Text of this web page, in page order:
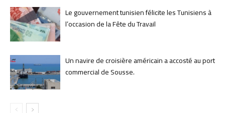
Le gouvernement tunisien félicite les Tunisiens à
l’occasion de la Fête du Travail
Un navire de croisière américain a accosté au port
commercial de Sousse.